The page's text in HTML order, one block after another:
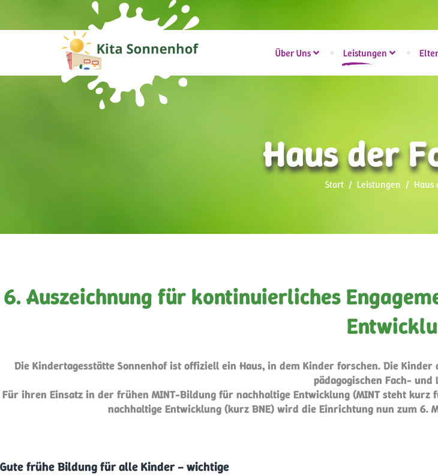
Über Uns Leistungen
Haus der
Start Leistungen Haus
6. Auszeichnung für kontinuierliches
Die Kindertagesstätte Sonnenhof ist offiziell ein Haus, in dem Kinder forschen. Die
pädagogischen Fach-
Für ihren Einsatz in der frühen MINT-Bildung für nachhaltige Entwicklung (MINT steht
nachhaltige Entwicklung (kurz BNE) wird die Einrichtung nun zum
Gute frühe Bildung für alle Kinder – wichtige